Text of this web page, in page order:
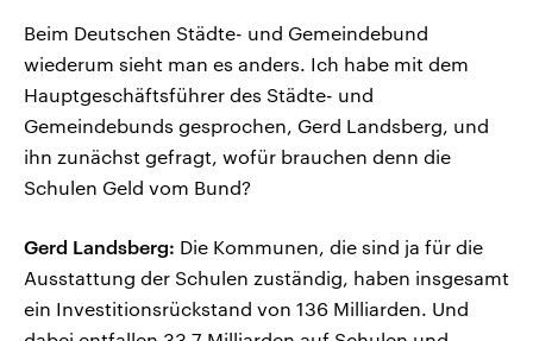
Beim Deutschen Städte- und Gemeindebund
wiederum sieht man es anders. Ich habe mit dem
Hauptgeschäftsführer des Städte- und
Gemeindebunds gesprochen, Gerd Landsberg, und
ihn zunächst gefragt, wofür brauchen denn die
Schulen Geld vom Bund?
Gerd Landsberg: Die Kommunen, die sind ja für die
Ausstattung der Schulen zuständig, haben insgesamt
ein Investitionsrückstand von 136 Milliarden. Und